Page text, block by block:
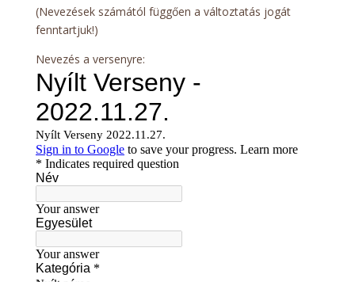
(Nevezések számától függően a változtatás jogát
fenntartjuk!)
Nevezés a versenyre: